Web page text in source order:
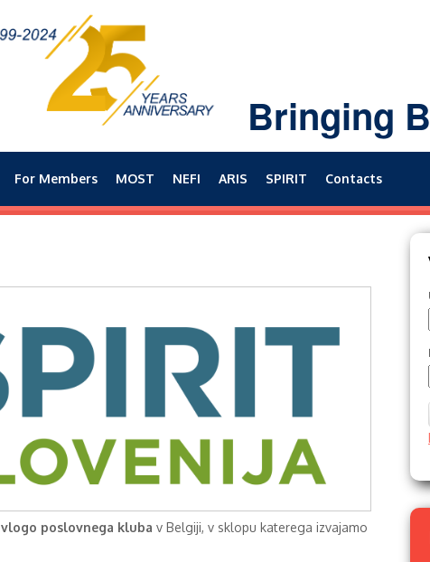
Bringing
For Members MOST NEFI ARIS SPIRIT Contacts
vlogo poslovnega kluba v Belgiji, v sklopu katerega izvajamo